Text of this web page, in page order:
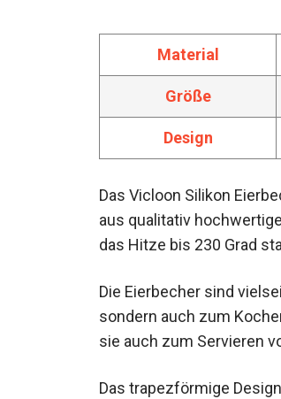
Material
Größe
Design
Das Vicloon Silikon
aus qualitativ
das Hitze bis 230 Grad
Die Eierbecher sind
sondern auch zum
sie auch zum Servieren
Das trapezförmige